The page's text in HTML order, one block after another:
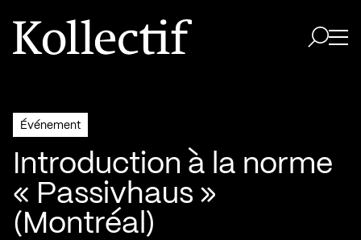
Aller à la page d'accueil
Logo Kollectif
Événement
Introduction à la norme
« Passivhaus »
(Montréal)